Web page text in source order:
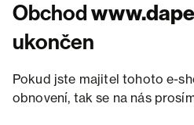
Obchod
ukončen
Pokud jste majitel tohoto e-
obnovení, tak se na nás